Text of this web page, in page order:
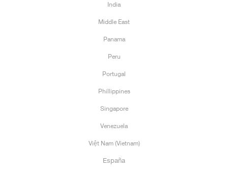
India
Middle East
Panama
Peru
Portugal
Phillippines
Singapore
Venezuela
Việt Nam (Vietnam)
España